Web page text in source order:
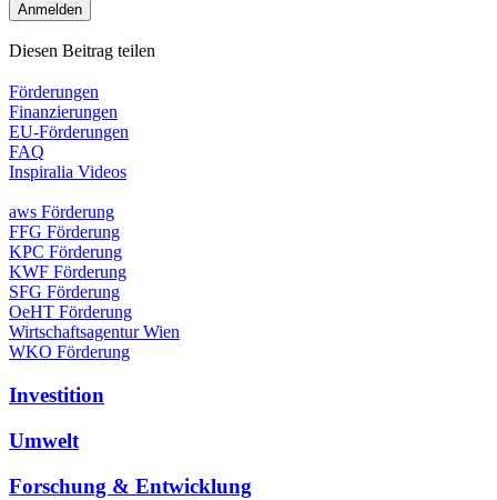
Diesen Beitrag teilen
Förderungen
Finanzierungen
EU-Förderungen
FAQ
Inspiralia Videos
aws Förderung
FFG Förderung
KPC Förderung
KWF Förderung
SFG Förderung
OeHT Förderung
Wirtschaftsagentur Wien
WKO Förderung
Investition
Umwelt
Forschung & Entwicklung